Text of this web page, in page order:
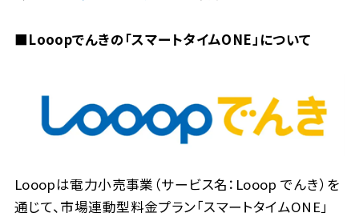
■Looopでんきの「スマートタイムONE」について
Looopは電力小売事業（サービス名：Looop でんき）を
通じて、市場連動型料金プラン「スマートタイムONE」